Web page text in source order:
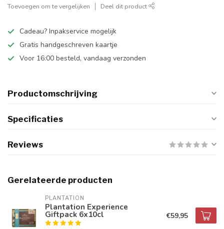
Toevoegen om te vergelijken Deel dit product
Cadeau? Inpakservice mogelijk
Gratis handgeschreven kaartje
Voor 16:00 besteld, vandaag verzonden
Productomschrijving
Specificaties
Reviews
Gerelateerde producten
PLANTATION
Plantation Experience
Giftpack 6x10cl €59,95